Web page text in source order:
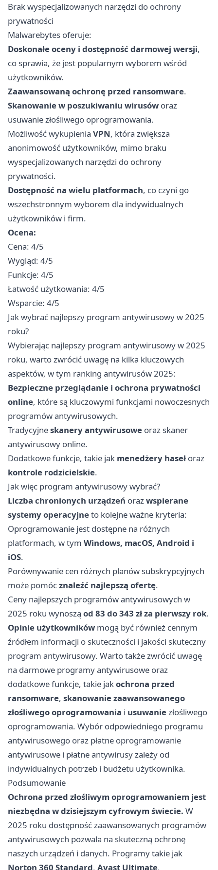
Brak wyspecjalizowanych narzędzi do ochrony
prywatności
Malwarebytes oferuje:
Doskonałe oceny i dostępność darmowej wersji,
co sprawia, że jest popularnym wyborem wśród
użytkowników.
Zaawansowaną ochronę przed ransomware.
Skanowanie w poszukiwaniu wirusów oraz
usuwanie złośliwego oprogramowania.
Możliwość wykupienia VPN, która zwiększa
anonimowość użytkowników, mimo braku
wyspecjalizowanych narzędzi do ochrony
prywatności.
Dostępność na wielu platformach, co czyni go
wszechstronnym wyborem dla indywidualnych
użytkowników i firm.
Ocena:
Cena: 4/5
Wygląd: 4/5
Funkcje: 4/5
Łatwość użytkowania: 4/5
Wsparcie: 4/5
Jak wybrać najlepszy program antywirusowy w 2025
roku?
Wybierając najlepszy program antywirusowy w 2025
roku, warto zwrócić uwagę na kilka kluczowych
aspektów, w tym ranking antywirusów 2025:
Bezpieczne przeglądanie i ochrona prywatności
online, które są kluczowymi funkcjami nowoczesnych
programów antywirusowych.
Tradycyjneskanery antywirusowe oraz skaner
antywirusowy online.
Dodatkowe funkcje, takie jak menedżery haseł oraz
kontrole rodzicielskie.
Jak więc program antywirusowy wybrać?
Liczba chronionych urządzeń orazwspierane
systemy operacyjneto kolejne ważne kryteria:
Oprogramowanie jest dostępne na różnych
platformach, w tym Windows, macOS, Android i
iOS.
Porównywanie cen różnych planów subskrypcyjnych
może pomócznaleźć najlepszą ofertę.
Ceny najlepszych programów antywirusowych w
2025 roku wynoszą od 83 do 343 zł za pierwszy rok.
Opinie użytkowników mogą być również cennym
źródłem informacji o skuteczności i jakości skuteczny
program antywirusowy. Warto także zwrócić uwagę
na darmowe programy antywirusowe oraz
dodatkowe funkcje, takie jakochrona przed
ransomware, skanowanie zaawansowanego
złośliwego oprogramowania i usuwaniezłośliwego
oprogramowania. Wybór odpowiedniego programu
antywirusowego oraz płatne oprogramowanie
antywirusowe i płatne antywirusy zależy od
indywidualnych potrzeb i budżetu użytkownika.
Podsumowanie
Ochrona przed złośliwym oprogramowaniem jest
niezbędna w dzisiejszym cyfrowym świecie. W
2025 roku dostępność zaawansowanych programów
antywirusowych pozwala na skuteczną ochronę
naszych urządzeń i danych. Programy takie jak
Norton 360 Standard, Avast Ultimate,